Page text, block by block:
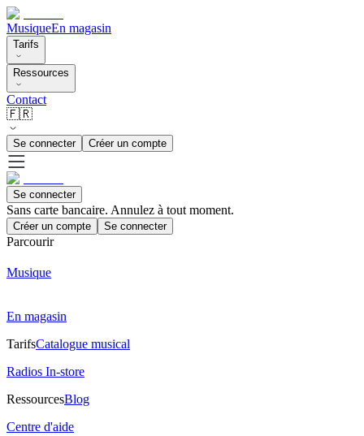
MusiqueEn magasin
Tarifs
Ressources
Contact
🇫🇷
Se connecter Créer un compte
Se connecter
Sans carte bancaire. Annulez à tout moment.
Créer un compte Se connecter
Parcourir
Musique
En magasin
TarifsCatalogue musical
Radios In-store
RessourcesBlog
Centre d'aide